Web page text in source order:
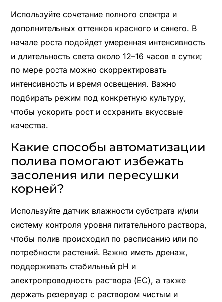
Используйте сочетание полного спектра и
дополнительных оттенков красного и синего. В
начале роста подойдет умеренная интенсивность
и длительность света около 12–16 часов в сутки;
по мере роста можно скорректировать
интенсивность и время освещения. Важно
подбирать режим под конкретную культуру,
чтобы ускорить рост и сохранить вкусовые
качества.
Какие способы автоматизации
полива помогают избежать
засоления или пересушки
корней?
Используйте датчик влажности субстрата и/или
систему контроля уровня питательного раствора,
чтобы полив происходил по расписанию или по
потребности растений. Важно иметь дренаж,
поддерживать стабильный pH и
электропроводность раствора (EC), а также
держать резервуар с раствором чистым и